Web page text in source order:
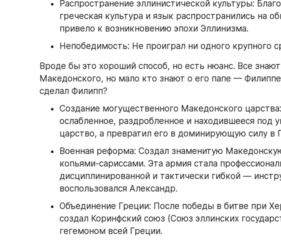
Распространение эллинистической культуры:
греческая культура и язык распространились на
привело к возникновению эпохи Эллинизма.
Непобедимость: Не проиграл ни одного крупного
Вроде бы это хороший способ, но есть нюанс. Все
Македонского, но мало кто знают о его папе —
сделал Филипп?
Создание могущественного Македонского
ослабленное, раздробленное и находившееся под
царство, а превратил его в доминирующую силу в
Военная реформа: Создал знаменитую
копьями-сариссами. Эта армия стала
дисциплинированной и тактически гибкой —
воспользовался Александр.
Объединение Греции: После победы в битве при
создал Коринфский союз (Союз эллинских
гегемоном всей Греции.